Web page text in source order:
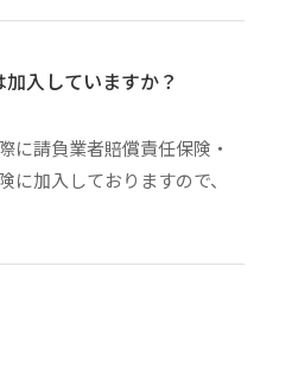
入していますか？
に請負業者賠償責任保険・
に加入しておりますので、